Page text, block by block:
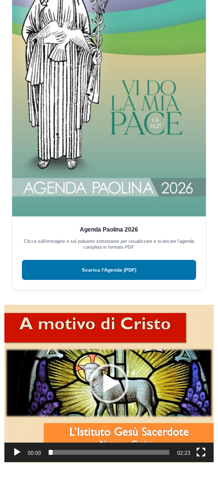
Agenda Paolina 2026
Clicca sull'immagine o sul pulsante sottostante per visualizzare e scaricare l'agenda
completa in formato PDF.
Scarica l'Agenda (PDF)
Player
00:00 02:23